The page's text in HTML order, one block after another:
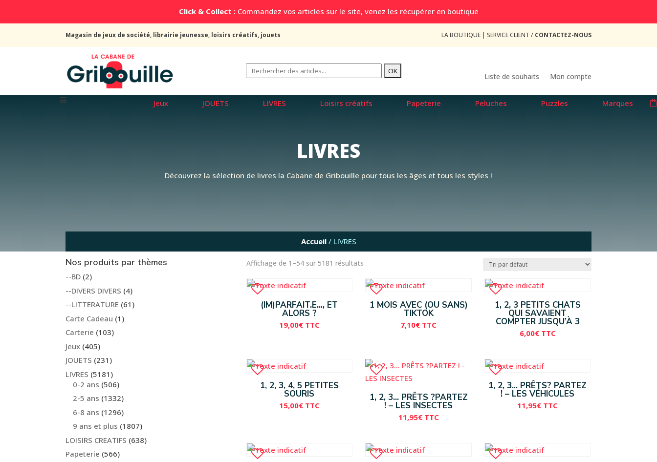
Click & Collect :Commandez vos articles sur le site, venez les récupérer en boutique
Magasin de jeux de société, librairie jeunesse, loisirs créatifs, jouets LA BOUTIQUE| SERVICE CLIENT / CONTACTEZ-NOUS
Liste de souhaits Mon compte
Jeux JOUETS LIVRES Loisirs créatifs Papeterie Peluches Puzzles Marques
LIVRES
Découvrez la sélection de livres la Cabane de Gribouille pour tous les âges et tous les styles !
Accueil/ LIVRES
Nos produits par thèmes
--BD (2)
--DIVERS DIVERS (4)
--LITTERATURE (61)
Carte Cadeau (1)
Carterie (103)
Jeux (405)
JOUETS (231)
LIVRES (5181)
0-2 ans (506)
2-5 ans (1332)
6-8 ans (1296)
9 ans et plus (1807)
LOISIRS CREATIFS (638)
Papeterie (566)
Affichage de 1–54 sur 5181 résultats
(IM)PARFAIT.E…, ET
ALORS ?
19,00€ TTC
1 MOIS AVEC (OU SANS)
TIKTOK
7,10€ TTC
1, 2, 3 PETITS CHATS
QUI SAVAIENT
COMPTER JUSQU’À 3
6,00€ TTC
1, 2, 3, 4, 5 PETITES
SOURIS
15,00€ TTC
1, 2, 3… PRÊTS ?PARTEZ
! – LES INSECTES
11,95€ TTC
1, 2, 3… PRÊTS? PARTEZ
! – LES VÉHICULES
11,95€ TTC